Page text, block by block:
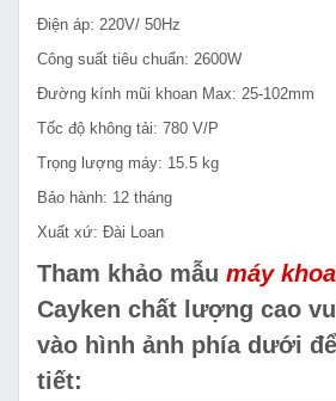
Điện áp: 220V/ 50Hz
Công suất tiêu chuẩn: 2600W
Đường kính mũi khoan Max: 25-102mm
Tốc độ không tải: 780 V/P
Trọng lượng máy: 15.5 kg
Bảo hành: 12 tháng
Xuất xứ: Đài Loan
Tham khảo mẫu máy
Cayken chất lượng cao
vào hình ảnh phía dưới
tiết: